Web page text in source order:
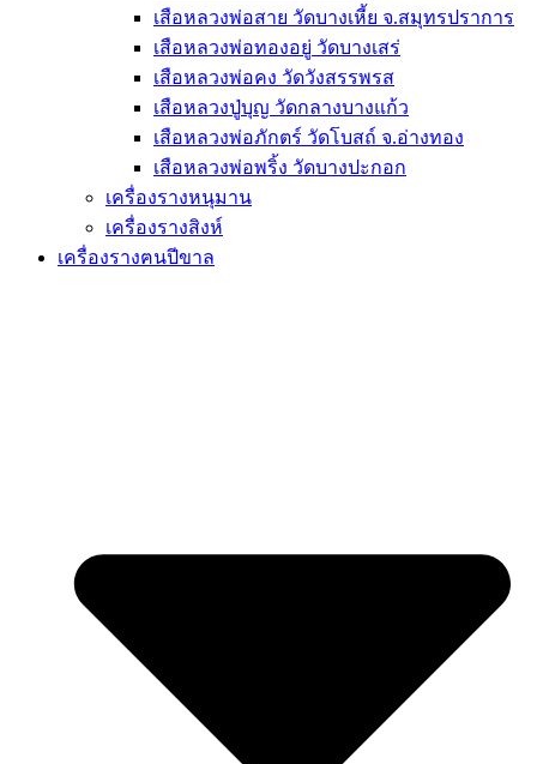
เสือหลวงพ่อสาย วัดบางเหี้ย จ.สมุทรปราการ
เสือหลวงพ่อทองอยู่ วัดบางเสร่
เสือหลวงพ่อคง วัดวังสรรพรส
เสือหลวงปู่บุญ วัดกลางบางแก้ว
เสือหลวงพ่อภักตร์ วัดโบสถ์ จ.อ่างทอง
เสือหลวงพ่อพริ้ง วัดบางปะกอก
เครื่องรางหนุมาน
เครื่องรางสิงห์
เครื่องรางฅนปีขาล